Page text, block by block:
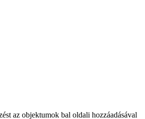
az objektumok bal oldali hozzáadásával